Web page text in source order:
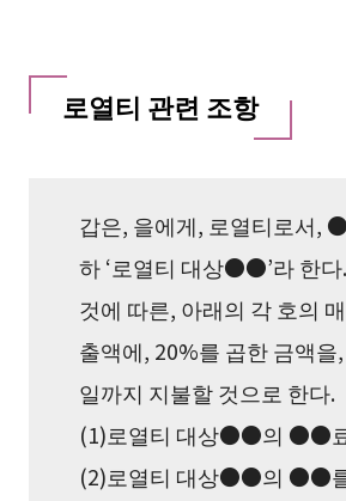
로열티 관련 조항
갑은, 을에게, 로열티로
하 ‘로열티 대상●●’라 한
것에 따른, 아래의 각 호의
출액에, 20%를 곱한 금액을
일까지 지불할 것으로 한다.
(1)로열티 대상●●의 ●●
(2)로열티 대상●●의 ●●